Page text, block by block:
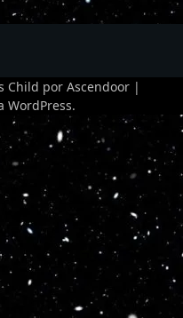
Child por Ascendoor |
WordPress.